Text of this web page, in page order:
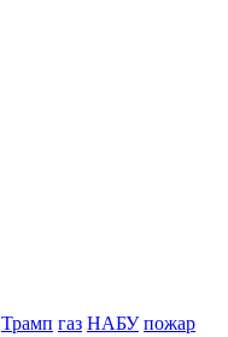
Трамп газ НАБУ пожар